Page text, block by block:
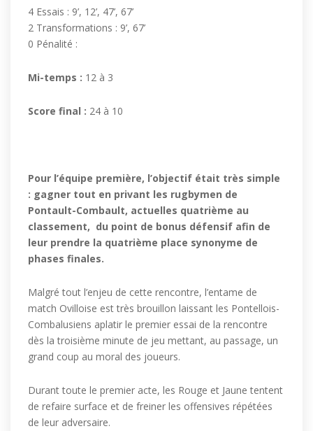
4 Essais : 9’, 12’, 47’, 67’
2 Transformations : 9’, 67’
0 Pénalité :
Mi-temps : 12 à 3
Score final : 24 à 10
Pour l’équipe première, l’objectif était très simple
: gagner tout en privant les rugbymen de
Pontault-Combault, actuelles quatrième au
classement, du point de bonus défensif afin de
leur prendre la quatrième place synonyme de
phases finales.
Malgré tout l’enjeu de cette rencontre, l’entame de
match Ovilloise est très brouillon laissant les Pontellois-
Combalusiens aplatir le premier essai de la rencontre
dès la troisième minute de jeu mettant, au passage, un
grand coup au moral des joueurs.
Durant toute le premier acte, les Rouge et Jaune tentent
de refaire surface et de freiner les offensives répétées
de leur adversaire.